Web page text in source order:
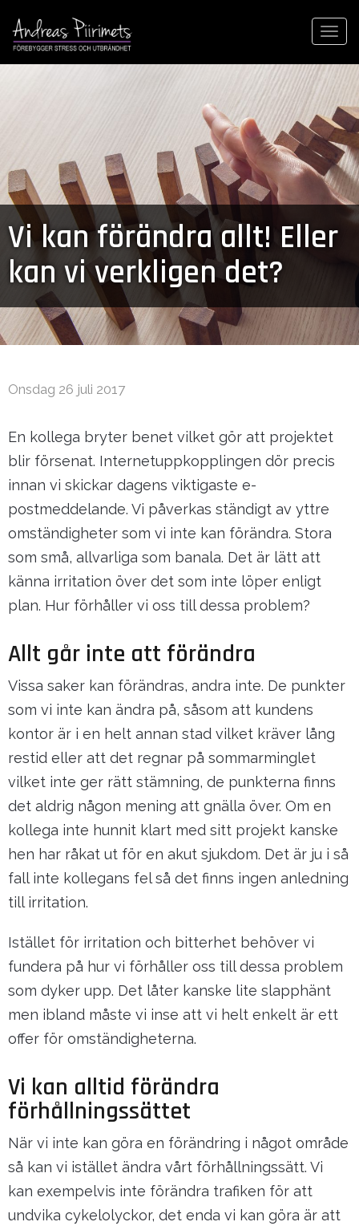
Vi kan förändra allt! Eller
kan vi verkligen det?
Onsdag 26 juli 2017
En kollega bryter benet vilket gör att projektet
blir försenat. Internetuppkopplingen dör precis
innan vi skickar dagens viktigaste e-
postmeddelande. Vi påverkas ständigt av yttre
omständigheter som vi inte kan förändra. Stora
som små, allvarliga som banala. Det är lätt att
känna irritation över det som inte löper enligt
plan. Hur förhåller vi oss till dessa problem?
Allt går inte att förändra
Vissa saker kan förändras, andra inte. De punkter
som vi inte kan ändra på, såsom att kundens
kontor är i en helt annan stad vilket kräver lång
restid eller att det regnar på sommarminglet
vilket inte ger rätt stämning, de punkterna finns
det aldrig någon mening att gnälla över. Om en
kollega inte hunnit klart med sitt projekt kanske
hen har råkat ut för en akut sjukdom. Det är ju i så
fall inte kollegans fel så det finns ingen anledning
till irritation.
Istället för irritation och bitterhet behöver vi
fundera på hur vi förhåller oss till dessa problem
som dyker upp. Det låter kanske lite slapphänt
men ibland måste vi inse att vi helt enkelt är ett
offer för omständigheterna.
Vi kan alltid förändra
förhållningssättet
När vi inte kan göra en förändring i något område
så kan vi istället ändra vårt förhållningssätt. Vi
kan exempelvis inte förändra trafiken för att
undvika cykelolyckor, det enda vi kan göra är att